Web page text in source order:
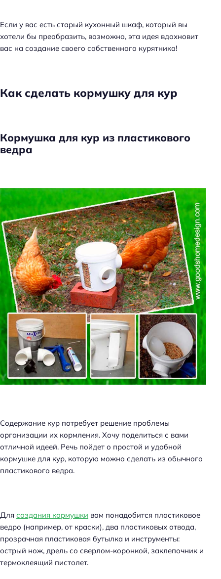
Если у вас есть старый кухонный шкаф, который вы
хотели бы преобразить, возможно, эта идея вдохновит
вас на создание своего собственного курятника!
Как сделать кормушку для кур
Кормушка для кур из пластикового
ведра
Содержание кур потребует решение проблемы
организации их кормления. Хочу поделиться с вами
отличной идеей. Речь пойдет о простой и удобной
кормушке для кур, которую можно сделать из обычного
пластикового ведра.
Для создания кормушки вам понадобится пластиковое
ведро (например, от краски), два пластиковых отвода,
прозрачная пластиковая бутылка и инструменты:
острый нож, дрель со сверлом-коронкой, заклепочник и
термоклеящий пистолет.